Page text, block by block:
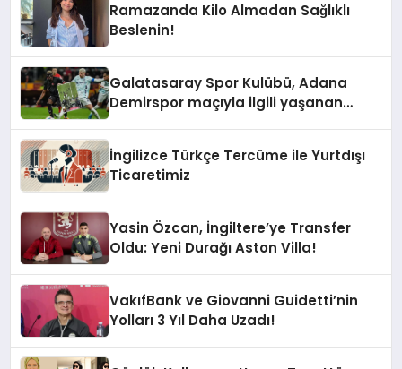
Ramazanda Kilo Almadan Sağlıklı
Beslenin!
Galatasaray Spor Kulübü, Adana
Demirspor maçıyla ilgili yaşanan
İngilizce Türkçe Tercüme ile Yurtdışı
Ticaretimiz
Yasin Özcan, İngiltere’ye Transfer
Oldu: Yeni Durağı Aston Villa!
VakıfBank ve Giovanni Guidetti’nin
Yolları 3 Yıl Daha Uzadı!